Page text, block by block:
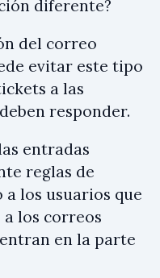
diferente?
del correo
evitar este tipo
a las
responder.
entradas
reglas de
los usuarios que
los correos
en la parte